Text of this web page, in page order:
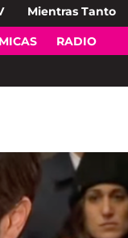
Mientras Tanto
RADIO